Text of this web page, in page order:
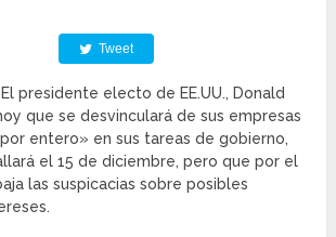
Tweet
presidente electo de EE.UU., Donald
que se desvinculará de sus empresas
entero» en sus tareas de gobierno,
el 15 de diciembre, pero que por el
las suspicacias sobre posibles